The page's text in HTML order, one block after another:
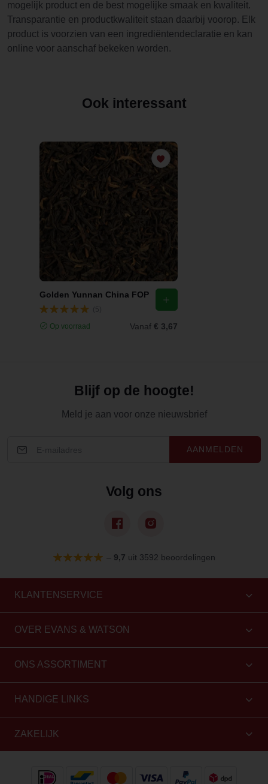
mogelijk product en de best mogelijke smaak en kwaliteit.
Transparantie en productkwaliteit staan daarbij voorop. Elk
product is voorzien van een ingrediëntendeclaratie en kan
online voor aanschaf bekeken worden.
Ook interessant
Golden Yunnan China FOP
Op voorraad Vanaf € 3,67
Blijf op de hoogte!
Meld je aan voor onze nieuwsbrief
AANMELDEN
Volg ons
– 9,7 uit 3592 beoordelingen
KLANTENSERVICE
OVER EVANS & WATSON
ONS ASSORTIMENT
HANDIGE LINKS
ZAKELIJK